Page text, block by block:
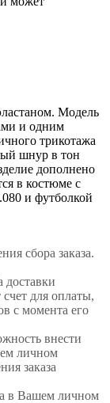
Модель
и одним
трикотажа
шнур в тон
дополнено
в костюме с
и футболкой
сбора заказа.
доставки
для оплаты,
с момента его
внести
личном
заказа
в Вашем личном